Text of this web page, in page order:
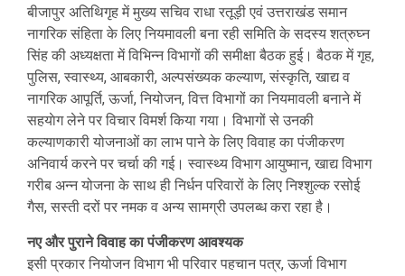
बीजापुर अतिथिगृह में मुख्य सचिव राधा रतूड़ी एवं उत्तराखंड समान
नागरिक संहिता के लिए नियमावली बना रही समिति के सदस्य शत्रुघ्न
सिंह की अध्यक्षता में विभिन्न विभागों की समीक्षा बैठक हुई। बैठक में गृह,
पुलिस, स्वास्थ्य, आबकारी, अल्पसंख्यक कल्याण, संस्कृति, खाद्य व
नागरिक आपूर्ति, ऊर्जा, नियोजन, वित्त विभागों का नियमावली बनाने में
सहयाेग लेने पर विचार विमर्श किया गया। विभागों से उनकी
कल्याणकारी योजनाओं का लाभ पाने के लिए विवाह का पंजीकरण
अनिवार्य करने पर चर्चा की गई। स्वास्थ्य विभाग आयुष्मान, खाद्य विभाग
गरीब अन्न योजना के साथ ही निर्धन परिवारों के लिए निश्शुल्क रसोई
गैस, सस्ती दरों पर नमक व अन्य सामग्री उपलब्ध करा रहा है।
नए और पुराने विवाह का पंजीकरण आवश्यक
इसी प्रकार नियोजन विभाग भी परिवार पहचान पत्र, ऊर्जा विभाग